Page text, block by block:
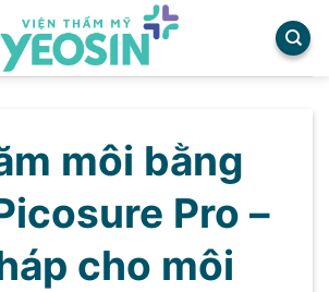
môi bằng
Pro –
cho môi